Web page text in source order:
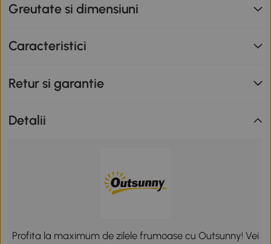
Greutate si dimensiuni
Caracteristici
Retur si garantie
Detalii
Profita la maximum de zilele frumoase cu Outsunny! Vei